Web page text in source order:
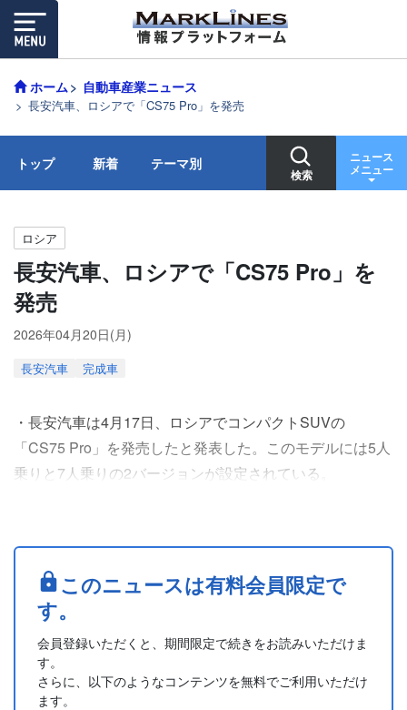
ホーム 自動車産業ニュース
長安汽車、ロシアで「CS75 Pro」を発売
トップ 新着 テーマ別
検索
ニュース
メニュー
ロシア
長安汽車、ロシアで「CS75 Pro」を
発売
2026年04月20日(月)
長安汽車 完成車
・長安汽車は4月17日、ロシアでコンパクトSUVの
「CS75 Pro」を発売したと発表した。このモデルには5人
乗りと7人乗りの2バージョンが設定されている。
高出力181hp、最大トルク280Nmを発揮する1.5L 4気筒タ
ーボエンジンに7速DCTを組み合わせる。0-100km/h加速
は8.4秒。
・「C....
このニュースは有料会員限定で
す。
会員登録いただくと、期間限定で続きをお読みいただけま
す。
さらに、以下のようなコンテンツを無料でご利用いただけ
ます。